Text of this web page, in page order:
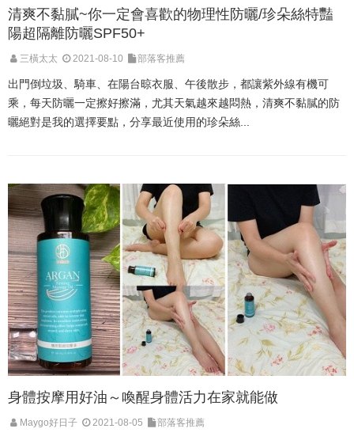
清爽不黏膩~你一定會喜歡的物理性防曬/珍朵絲特豔
陽超隔離防曬SPF50+
三橫太太 2021-08-10 部落客推薦
出門倒垃圾、騎車、在陽台晾衣服、午後散步，都讓紫外線有機可
乘，每天防曬一定擦好擦滿，尤其天氣越來越悶熱，清爽不黏膩的防
曬絕對是我的選擇要點，分享最近使用的珍朵絲...
身體按摩用好油～喚醒身體活力在家就能做
Maygo好日子 2021-08-05 部落客推薦